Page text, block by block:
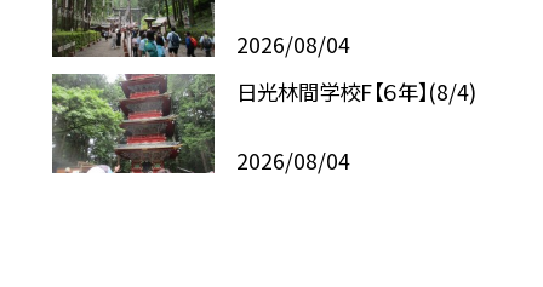
2026/08/04
日光林間学校F【６年】(8/4)
2026/08/04